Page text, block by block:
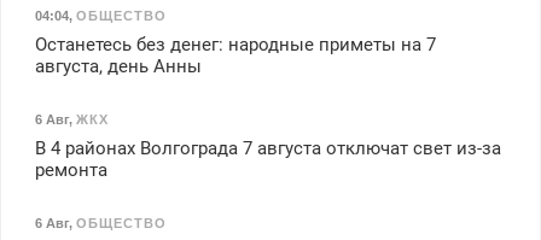
04:04, ОБЩЕСТВО
Останетесь без денег: народные приметы на 7
августа, день Анны
6 Авг, ЖКХ
В 4 районах Волгограда 7 августа отключат свет из-за
ремонта
6 Авг, ОБЩЕСТВО